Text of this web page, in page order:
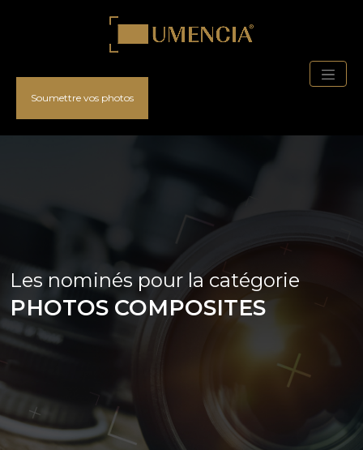
Soumettre vos photos
Les nominés pour la catégorie
PHOTOS COMPOSITES